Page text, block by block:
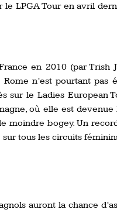
LPGA Tour en avril
en 2010 (par Trish
n’est pourtant
sur le Ladies European
où elle est
moindre bogey. Un
tous les circuits
auront la chance